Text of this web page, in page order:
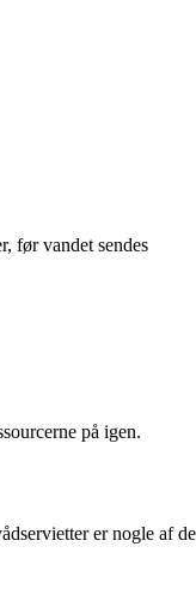
før vandet sendes
på igen.
er nogle af de